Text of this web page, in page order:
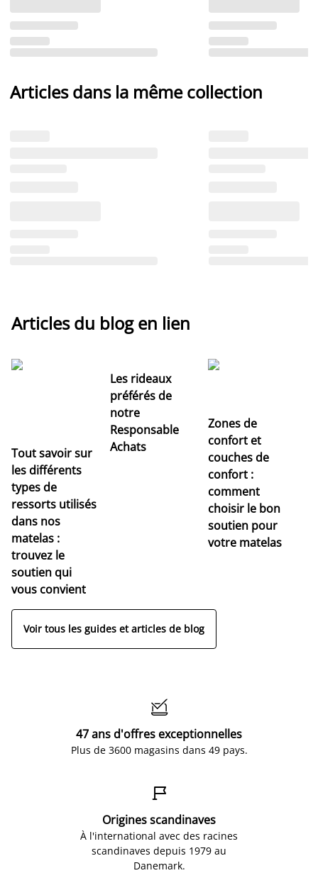
Articles dans la même collection
Articles du blog en lien
Tout savoir sur
les différents
types de
ressorts utilisés
dans nos
matelas :
trouvez le
soutien qui
vous convient
Les rideaux
préférés de
notre
Responsable
Achats
Zones de
confort et
couches de
confort :
comment
choisir le bon
soutien pour
votre matelas
Voir tous les guides et articles de blog

47 ans d'offres exceptionnelles
Plus de 3600 magasins dans 49 pays.

Origines scandinaves
À l'international avec des racines
scandinaves depuis 1979 au
Danemark.